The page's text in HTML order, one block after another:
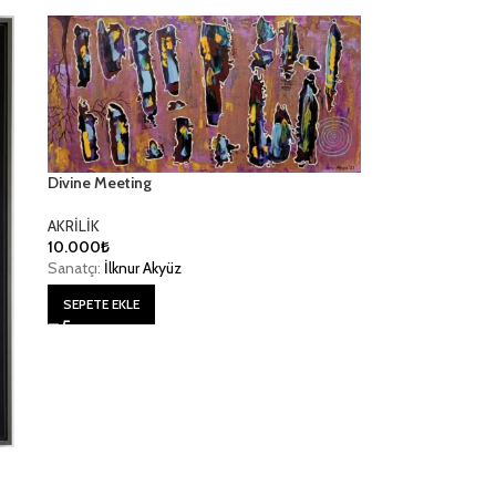
Divine Meeting
AKRİLİK
10.000₺
Sanatçı: İlknur Akyüz
SEPETE EKLE